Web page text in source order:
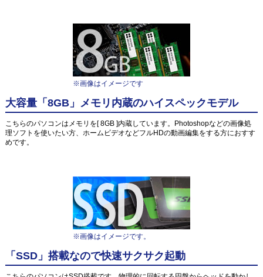
※画像はイメージです
大容量「8GB」メモリ内蔵のハイスペックモデル
こちらのパソコンはメモリを[ 8GB ]内蔵しています。Photoshopなどの画像処
理ソフトを使いたい方、ホームビデオなどフルHDの動画編集をする方におすす
めです。
※画像はイメージです。
「SSD」搭載なので快速サクサク起動